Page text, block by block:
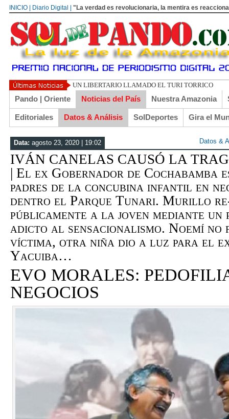
INICIO | Diario Digital | "La verdad es revolucionaria, la mentira es
UN LIBERTARIO LLAMADO EL TURI TORRICO
Pando | Oriente Noticias del País Nuestra Amazonia
Editoriales Datos & Análisis SolDeportes Gira el
Data: agosto 23, 2020 | 19:02 Datos &
IVÁN CANELAS CAUSÓ LA
| El ex Gobernador de Cochabamba
padres de la concubina infantil en
dentro el Parque Tunari. Murillo
públicamente a la joven mediante un
adicto al sensacionalismo. Noemí
víctima, otra niña dio a luz para el
Yacuiba…
EVO MORALES:
NEGOCIOS